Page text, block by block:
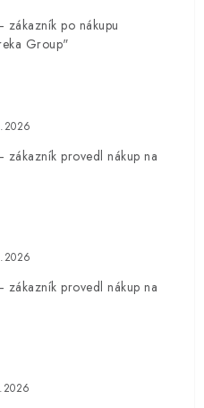
po nákupu
Group"
provedl nákup na
provedl nákup na